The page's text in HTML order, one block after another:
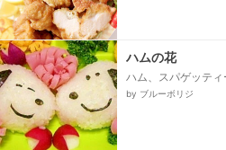
ハムの花
ハム、スパゲッテ
by ブルーボリジ